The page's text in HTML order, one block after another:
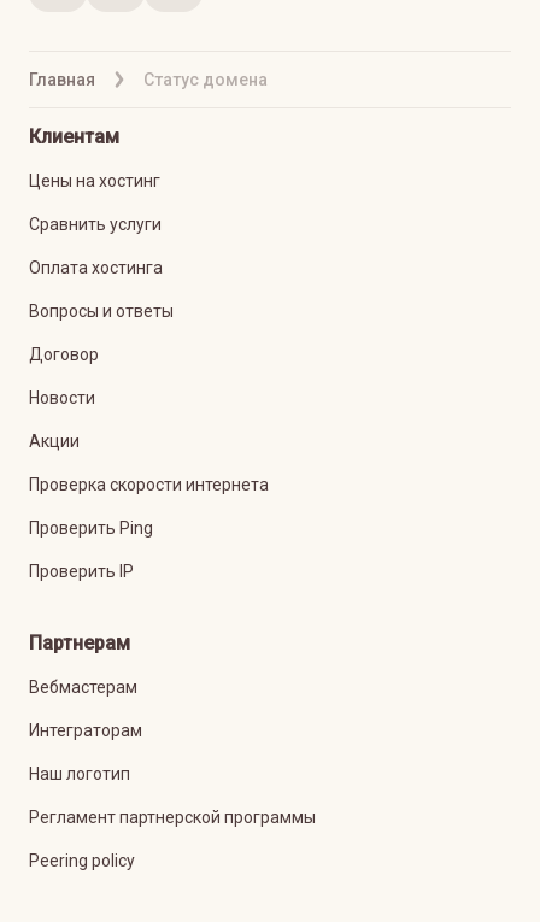
Главная Статус домена
Клиентам
Цены на хостинг
Сравнить услуги
Оплата хостинга
Вопросы и ответы
Договор
Новости
Акции
Проверка скорости интернета
Проверить Ping
Проверить IP
Партнерам
Вебмастерам
Интеграторам
Наш логотип
Регламент партнерской программы
Peering policy